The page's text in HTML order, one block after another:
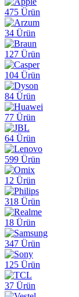
475 Ürün
34 Ürün
127 Ürün
104 Ürün
84 Ürün
77 Ürün
64 Ürün
599 Ürün
12 Ürün
318 Ürün
18 Ürün
347 Ürün
125 Ürün
37 Ürün